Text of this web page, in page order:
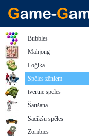
Bubbles
Mahjong
Loģika
Spēles zēniem
tvertne spēles
Šaušana
Sacīkšu spēles
Zombies